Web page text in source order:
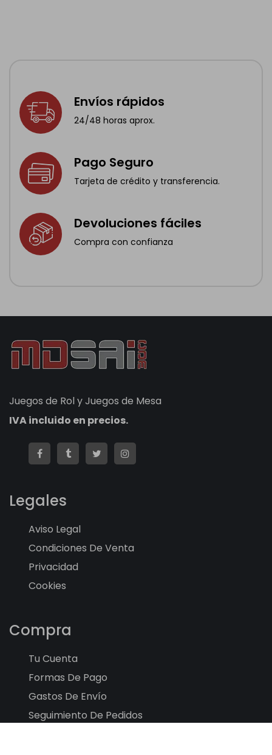
Envíos rápidos
24/48 horas aprox.
Pago Seguro
Tarjeta de crédito y transferencia.
Devoluciones fáciles
Compra con confianza
Juegos de Rol y Juegos de Mesa
IVA incluido en precios.
Legales
Aviso Legal
Condiciones De Venta
Privacidad
Cookies
Compra
Tu Cuenta
Formas De Pago
Gastos De Envío
Seguimiento De Pedidos